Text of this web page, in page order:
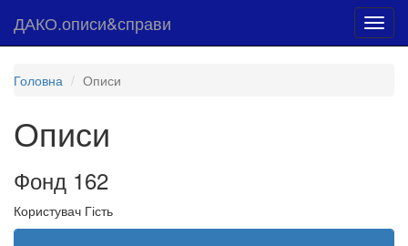
ДАКО.описи&справи
Головна Описи
Описи
Фонд 162
Користувач Гість